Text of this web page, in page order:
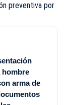
preventiva por
hombre
arma de